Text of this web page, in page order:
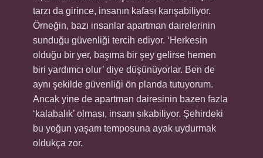
tarzı da girince, insanın kafası karışabiliyor.
Örneğin, bazı insanlar apartman dairelerinin
sunduğu güvenliği tercih ediyor. ‘Herkesin
olduğu bir yer, başıma bir şey gelirse hemen
biri yardımcı olur’ diye düşünüyorlar. Ben de
aynı şekilde güvenliği ön planda tutuyorum.
Ancak yine de apartman dairesinin bazen fazla
‘kalabalık’ olması, insanı sıkabiliyor. Şehirdeki
bu yoğun yaşam temposuna ayak uydurmak
oldukça zor.